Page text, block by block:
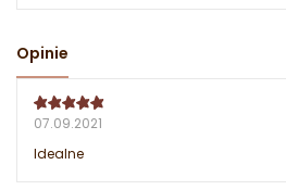
Opinie
07.09.2021
Idealne